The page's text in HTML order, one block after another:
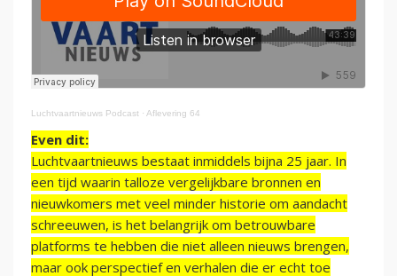
Luchtvaartnieuws Podcast · Aflevering 64
Even dit:
Luchtvaartnieuws bestaat inmiddels bijna 25 jaar. In
een tijd waarin talloze vergelijkbare bronnen en
nieuwkomers met veel minder historie om aandacht
schreeuwen, is het belangrijk om betrouwbare
platforms te hebben die niet alleen nieuws brengen,
maar ook perspectief en verhalen die er echt toe